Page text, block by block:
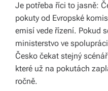
Je potřeba říci to jasně:
pokuty od Evropské
emisí vede řízení. Pokud
ministerstvo ve
Česko čekat stejný
které už na pokutách
ročně.